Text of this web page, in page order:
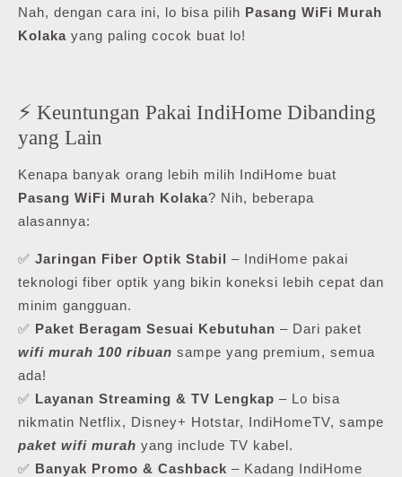
Nah, dengan cara ini, lo bisa pilih Pasang WiFi Murah
Kolaka yang paling cocok buat lo!
⚡ Keuntungan Pakai IndiHome Dibanding
yang Lain
Kenapa banyak orang lebih milih IndiHome buat
Pasang WiFi Murah Kolaka? Nih, beberapa
alasannya:
✅ Jaringan Fiber Optik Stabil – IndiHome pakai
teknologi fiber optik yang bikin koneksi lebih cepat dan
minim gangguan.
✅ Paket Beragam Sesuai Kebutuhan – Dari paket
wifi murah 100 ribuan sampe yang premium, semua
ada!
✅ Layanan Streaming & TV Lengkap – Lo bisa
nikmatin Netflix, Disney+ Hotstar, IndiHomeTV, sampe
paket wifi murah yang include TV kabel.
✅ Banyak Promo & Cashback – Kadang IndiHome